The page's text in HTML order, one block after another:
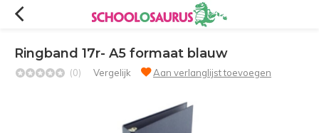
Ringband 17r- A5 formaat blauw
(0) Vergelijk Aan verlanglijst toevoegen